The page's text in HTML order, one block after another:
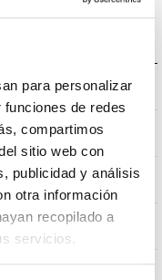
para personalizar
de redes
compartimos
sitio web con
publicidad y análisis
otra información
recopilado a
servicios.
en Báculo